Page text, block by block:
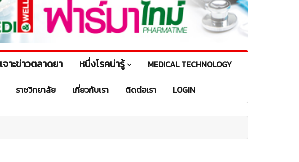
เจาะข่าวตลาดยา หนึ่งโรคน่ารู้ MEDICAL TECHNOLOGY
ราชวิทยาลัย เกี่ยวกับเรา ติดต่อเรา LOGIN